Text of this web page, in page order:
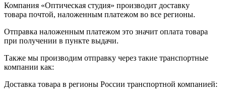
Компания «Оптическая студия» производит доставку
товара почтой, наложенным платежом во все регионы.
Отправка наложенным платежом это значит оплата товара
при получении в пункте выдачи.
Также мы производим отправку через такие транспортные
компании как:
Доставка товара в регионы России транспортной компанией: